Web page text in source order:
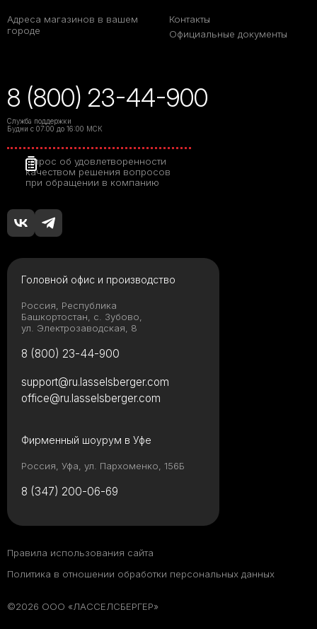
Адреса магазинов в вашем
городе
Контакты
Официальные документы
8 (800) 23-44-900
Служба поддержки
Будни с 07:00 до 16:00 МСК
Опрос об удовлетворенности
качеством решения вопросов
при обращении в компанию
Головной офис и производство
Россия, Республика
Башкортостан, с. Зубово,
ул. Электрозаводская, 8
8 (800) 23-44-900
Фирменный шоурум в Уфе
Россия, Уфа, ул. Пархоменко, 156Б
8 (347) 200-06-69
support@ru.lasselsberger.com
office@ru.lasselsberger.com
©2026 ООО «ЛАССЕЛСБЕРГЕР»
Правила использования сайта
Политика в отношении обработки персональных данных